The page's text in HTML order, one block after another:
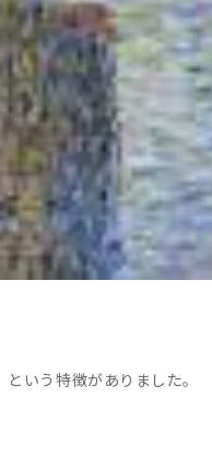
という特徴がありました。